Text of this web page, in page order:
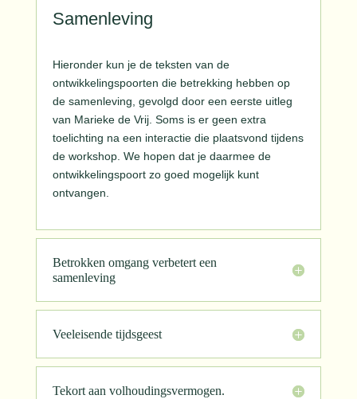
Samenleving
Hieronder kun je de teksten van de
ontwikkelingspoorten die betrekking hebben op
de samenleving, gevolgd door een eerste uitleg
van Marieke de Vrij. Soms is er geen extra
toelichting na een interactie die plaatsvond tijdens
de workshop. We hopen dat je daarmee de
ontwikkelingspoort zo goed mogelijk kunt
ontvangen.
Betrokken omgang verbetert een
samenleving
Veeleisende tijdsgeest
Tekort aan volhoudingsvermogen.